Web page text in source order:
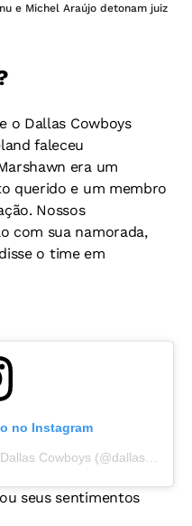
e Michel Araújo detonam juiz
o Dallas Cowboys
faleceu
era um
querido e um membro
Nossos
com sua namorada,
o time em
no Instagram
seus sentimentos